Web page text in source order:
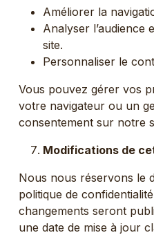
Améliorer la
Analyser l’audience
site.
Personnaliser le
Vous pouvez gérer vos
votre navigateur ou un
consentement sur notre
Modifications de
Nous nous réservons le
politique de
changements seront
une date de mise à jour